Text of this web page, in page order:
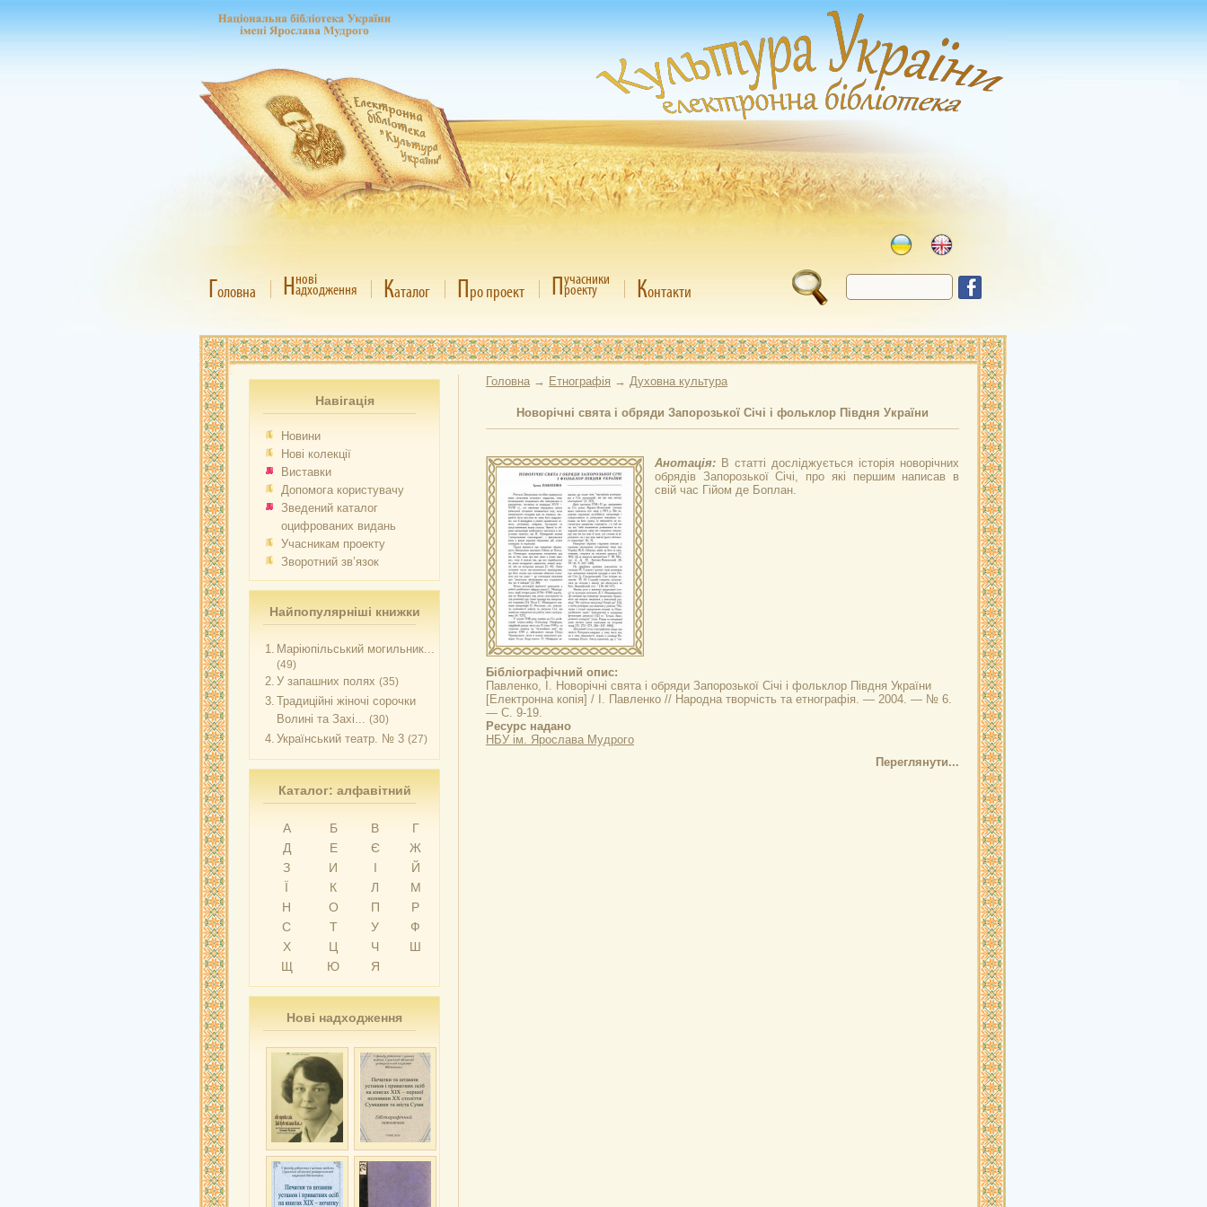
Головна Ннові
адходження Каталог Про проект Пучасники
роекту Контакти
Навігація
Новини
Нові колекції
Виставки
Допомога користувачу
Зведений каталог
оцифрованих видань
Учасникам проекту
Зворотний зв’язок
Найпопулярніші книжки
1. Маріюпільський могильник...
(49)
2. У запашних полях (35)
3. Традиційні жіночі сорочки
Волині та Захі... (30)
4. Український театр. № 3 (27)
Каталог: алфавітний
А Б В
Г
Д
Е Є
Ж
З
И І
Й
Ї
К Л
М
Н
О П
Р
С
Т У
Ф
Х
Ц Ч
Ш
Щ
Ю Я
Нові надходження
Головна → Етнографія → Духовна культура
Новорічні свята і обряди Запорозької Січі і фольклор Півдня України
Анотація: В статті досліджується історія новорічних
обрядів Запорозької Січі, про які першим написав в
свій час Гійом де Боплан.
Бібліографічний опис:
Павленко, І. Новорічні свята і обряди Запорозької Січі і фольклор Півдня України
[Електронна копія] / І. Павленко // Народна творчість та етнографія. — 2004. — № 6.
— С. 9-19.
Ресурс надано
НБУ ім. Ярослава Мудрого
Переглянути...